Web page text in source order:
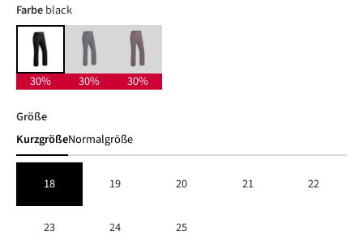
Farbeauswählen
black
black
30%
night sky
(Diese Option ist zurzeit nicht verfügbar.)
30%
rich soil
30%
Größeauswählen
KurzgrößeNormalgröße
18 19 20 21 22
23 24 25